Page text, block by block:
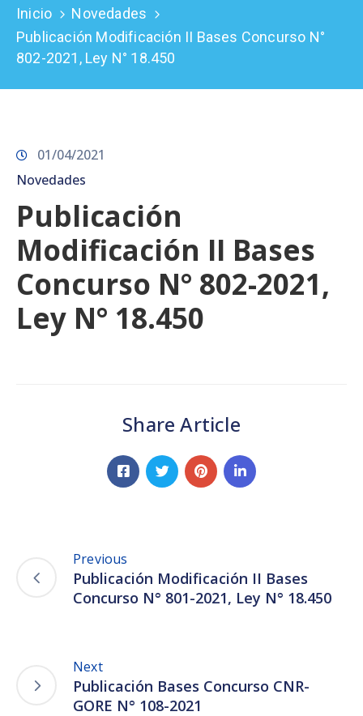
Prensa
Inicio
Novedades
Publicación Modificación II Bases Concurso N°
802-2021, Ley N° 18.450
01/04/2021
Novedades
Publicación
Modificación II Bases
Concurso N° 802-2021,
Ley N° 18.450
Share Article
Previous
Publicación Modificación II Bases
Concurso N° 801-2021, Ley N° 18.450
Next
Publicación Bases Concurso CNR-
GORE N° 108-2021